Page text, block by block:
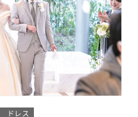
ドレス